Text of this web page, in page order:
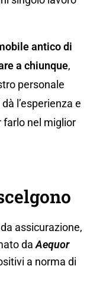
antico di
a chiunque,
personale
l’esperienza e
farlo nel miglior
assicurazione,
daAequor
a norma di